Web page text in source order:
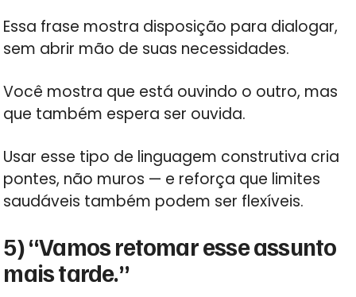
Essa frase mostra disposição para dialogar,
sem abrir mão de suas necessidades.
Você mostra que está ouvindo o outro, mas
que também espera ser ouvida.
Usar esse tipo de linguagem construtiva cria
pontes, não muros — e reforça que limites
saudáveis também podem ser flexíveis.
5) “Vamos retomar esse assunto
mais tarde.”